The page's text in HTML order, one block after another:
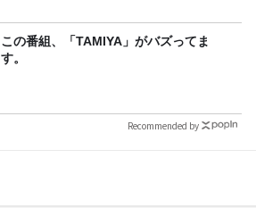
この番組、「TAMIYA」がバズってま
す。
Recommended by